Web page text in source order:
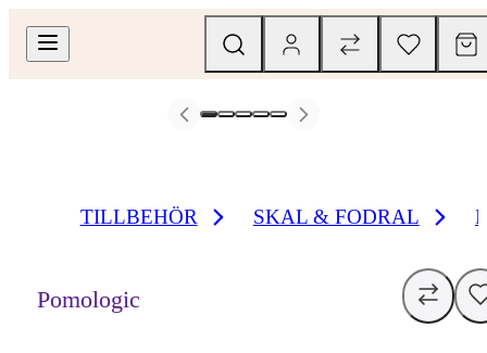
TILLBEHÖR SKAL & FODRAL
Pomologic